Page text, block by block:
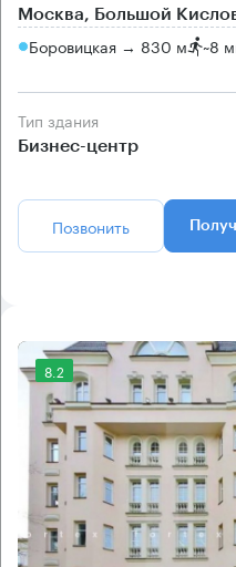
Москва, Большой
Боровицкая → 830 м ~8
Тип здания
Бизнес-центр
Позвонить
8.2